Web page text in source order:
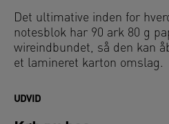
Det ultimative inden for
notesblok har 90 ark 80 g
wireindbundet, så den kan
et lamineret karton omslag.
UDVID